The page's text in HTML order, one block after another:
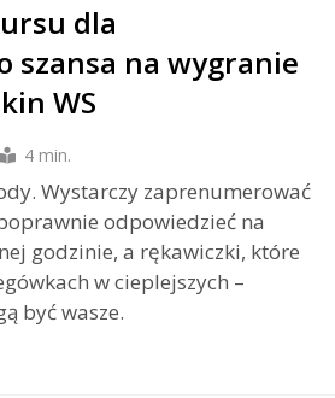
dla
na wygranie
WS
4 min.
Wystarczy zaprenumerować
odpowiedzieć na
godzinie, a rękawiczki, które
w cieplejszych –
być wasze.